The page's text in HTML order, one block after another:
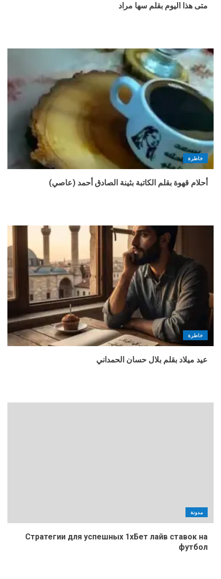
متى هذا اليوم بقلم سها مراد
خاطرة
أحلام قهوة بقلم الكاتبة بثينة الصادق أحمد (عاصي)
خاطرة
عيد ميلاد بقلم بلال حسان الحمداني
مدونة
Стратегии для успешных 1хБет лайв ставок на
футбол